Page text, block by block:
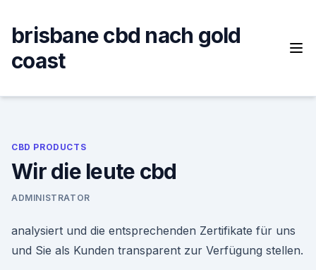
content
brisbane cbd nach gold
coast
CBD PRODUCTS
Wir die leute cbd
ADMINISTRATOR
analysiert und die entsprechenden Zertifikate für uns
und Sie als Kunden transparent zur Verfügung stellen.